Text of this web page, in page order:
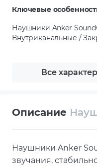
Ключевые
Наушники Anker
Внутриканальные /
Все
Описание
Наушники Anker
звучания,